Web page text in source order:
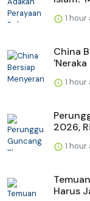
1 hour
China
1 hour
2026,
1 hour
Harus